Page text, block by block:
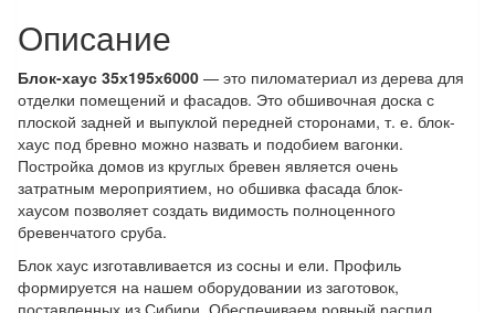
Описание
Блок-хаус 35х195х6000 — это пиломатериал из дерева для
отделки помещений и фасадов. Это обшивочная доска с
плоской задней и выпуклой передней сторонами, т. е. блок-
хаус под бревно можно назвать и подобием вагонки.
Постройка домов из круглых бревен является очень
затратным мероприятием, но обшивка фасада блок-
хаусом позволяет создать видимость полноценного
бревенчатого сруба.
Блок хаус изготавливается из сосны и ели. Профиль
формируется на нашем оборудовании из заготовок,